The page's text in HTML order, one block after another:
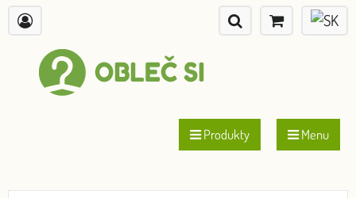
Produkty Menu